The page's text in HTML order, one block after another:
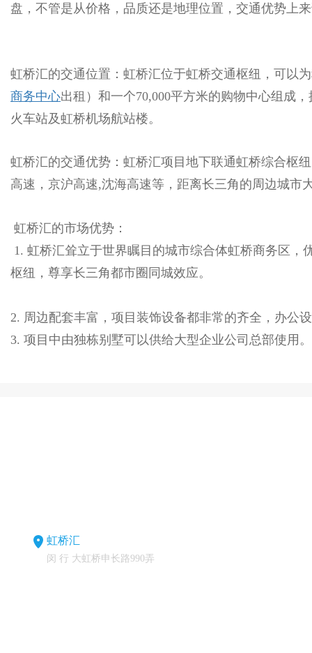
盘，不管是从价格，品质还是地理位置，交通优
虹桥汇的交通位置：虹桥汇位于虹桥交通枢纽，
商务中心出租）和一个70,000平方米的购物中心组成
火车站及虹桥机场航站楼。
虹桥汇的交通优势：虹桥汇项目地下联通虹桥综合枢纽
高速，京沪高速,沈海高速等，距离长三角的周边城市
虹桥汇的市场优势：
1. 虹桥汇耸立于世界瞩目的城市综合体虹桥商务区，优
枢纽，尊享长三角都市圈同城效应。
2. 周边配套丰富，项目装饰设备都非常的齐全，办公设
3. 项目中由独栋别墅可以供给大型企业公司总部使用。也
虹桥汇
闵 行 大虹桥申长路990弄